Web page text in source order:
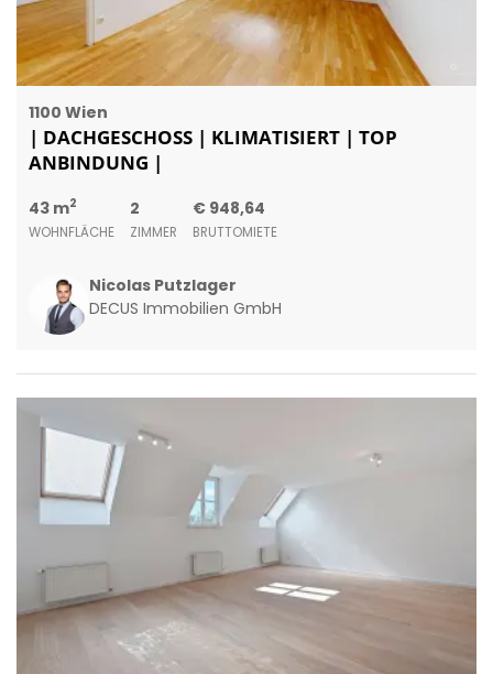
1100 Wien
| DACHGESCHOSS | KLIMATISIERT | TOP
ANBINDUNG |
43 m2
WOHNFLÄCHE
2
ZIMMER
€ 948,64
BRUTTOMIETE
Nicolas Putzlager
DECUS Immobilien GmbH